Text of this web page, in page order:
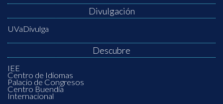
Divulgación
UVaDivulga
Descubre
IEE
Centro de Idiomas
Palacio de Congresos
Centro Buendía
Internacional